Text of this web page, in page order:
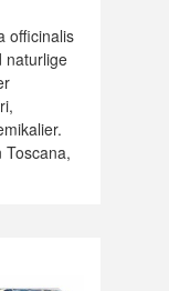
officinalis
naturlige
Toscana,